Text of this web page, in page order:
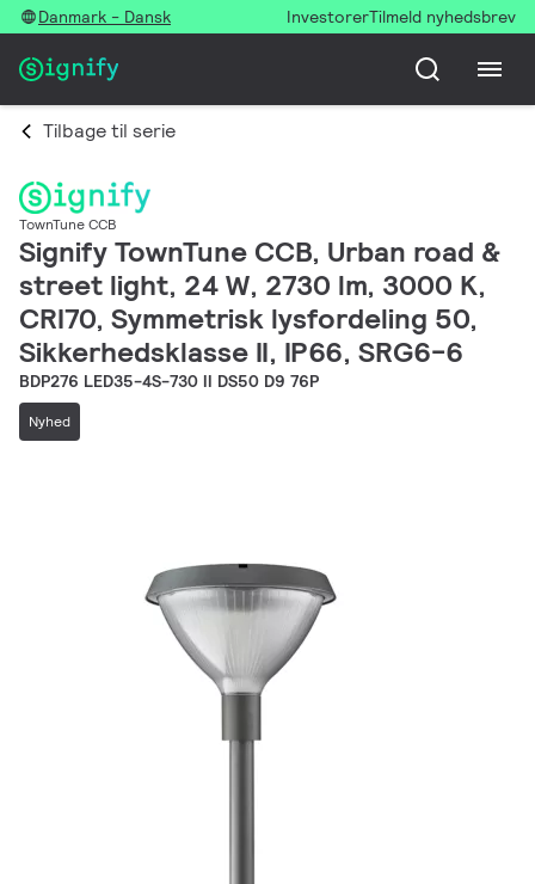
Danmark - Dansk InvestorerTilmeld nyhedsbrev
Tilbage til serie
TownTune CCB
Signify TownTune CCB, Urban road &
street light, 24 W, 2730 lm, 3000 K,
CRI70, Symmetrisk lysfordeling 50,
Sikkerhedsklasse II, IP66, SRG6-6
BDP276 LED35-4S-730 II DS50 D9 76P
Nyhed